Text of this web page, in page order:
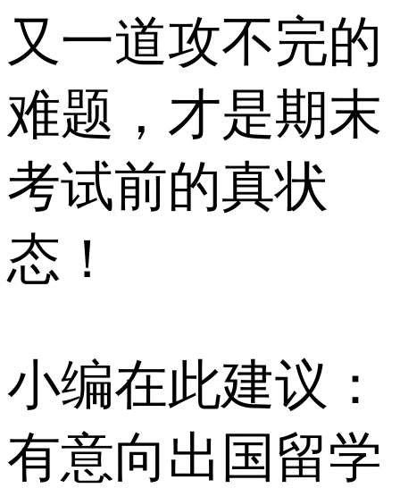
又一道攻不完的
难题，才是期末
考试前的真状
态！
小编在此建议：
有意向出国留学